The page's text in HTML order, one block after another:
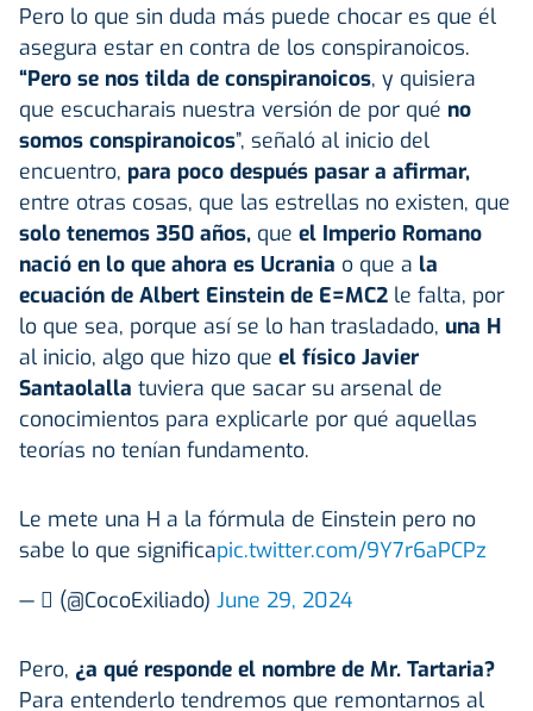
Pero lo que sin duda más puede chocar es que él
asegura estar en contra de los conspiranoicos.
“Pero se nos tilda de conspiranoicos, y quisiera
que escucharais nuestra versión de por qué no
somos conspiranoicos”, señaló al inicio del
encuentro, para poco después pasar a afirmar,
entre otras cosas, que las estrellas no existen, que
solo tenemos 350 años, que el Imperio Romano
nació en lo que ahora es Ucrania o que a la
ecuación de Albert Einstein de E=MC2 le falta, por
lo que sea, porque así se lo han trasladado, una H
al inicio, algo que hizo que el físico Javier
Santaolalla tuviera que sacar su arsenal de
conocimientos para explicarle por qué aquellas
teorías no tenían fundamento.
Le mete una H a la fórmula de Einstein pero no
sabe lo que significapic.twitter.com/9Y7r6aPCPz
— ‏️ٓ‏️ (@CocoExiliado) June 29, 2024
Pero, ¿a qué responde el nombre de Mr. Tartaria?
Para entenderlo tendremos que remontarnos al